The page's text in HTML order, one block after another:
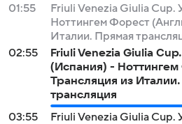
01:55
Friuli Venezia Giulia Cup.
Ноттингем Форест
Италии. Прямая
02:55
Friuli Venezia Giulia
(Испания) -
Трансляция из
трансляция
03:55
Friuli Venezia Giulia Cup.